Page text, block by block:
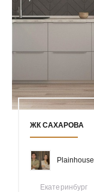
ЖК САХАРОВА
Plainhouse
Екатеринбург